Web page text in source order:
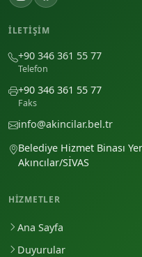
İLETIŞIM
+90 346 361 55 77
Telefon
+90 346 361 55 77
Faks
info@akincilar.bel.tr
Belediye Hizmet Binası
Akıncılar/SİVAS
HIZMETLER
Ana Sayfa
Duyurular